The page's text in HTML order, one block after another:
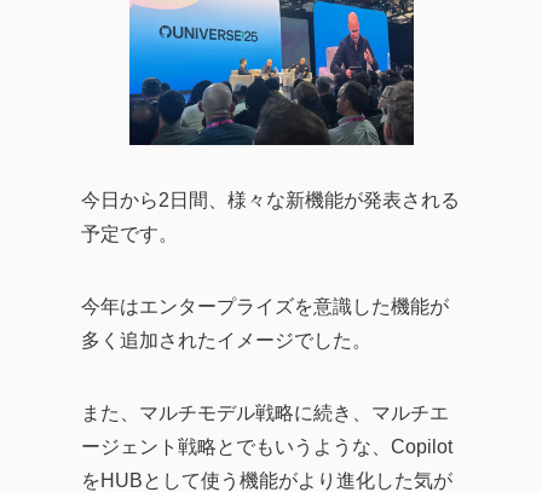
今日から2日間、様々な新機能が発表される
予定です。
今年はエンタープライズを意識した機能が
多く追加されたイメージでした。
また、マルチモデル戦略に続き、マルチエ
ージェント戦略とでもいうような、Copilot
をHUBとして使う機能がより進化した気が